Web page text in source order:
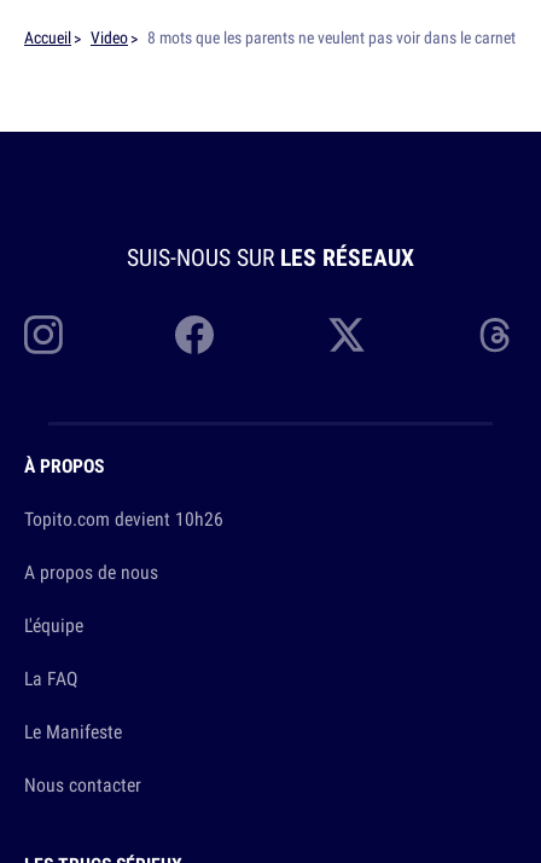
Accueil Video 8 mots que les parents ne veulent pas voir dans le carnet
SUIS-NOUS SUR LES RÉSEAUX
À PROPOS
Topito.com devient 10h26
A propos de nous
L'équipe
La FAQ
Le Manifeste
Nous contacter